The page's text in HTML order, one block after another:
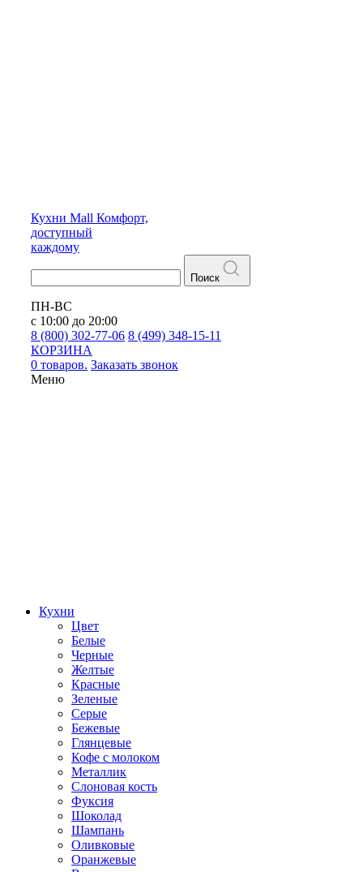
Кухни Mall Комфорт,
доступный
каждому
Поиск
ПН-ВС
с 10:00 до 20:00
8 (800) 302-77-06 8 (499) 348-15-11
КОРЗИНА
0 товаров. Заказать звонок
Меню
Кухни
Цвет
Белые
Черные
Желтые
Красные
Зеленые
Серые
Бежевые
Глянцевые
Кофе с молоком
Металлик
Слоновая кость
Фуксия
Шоколад
Шампань
Оливковые
Оранжевые